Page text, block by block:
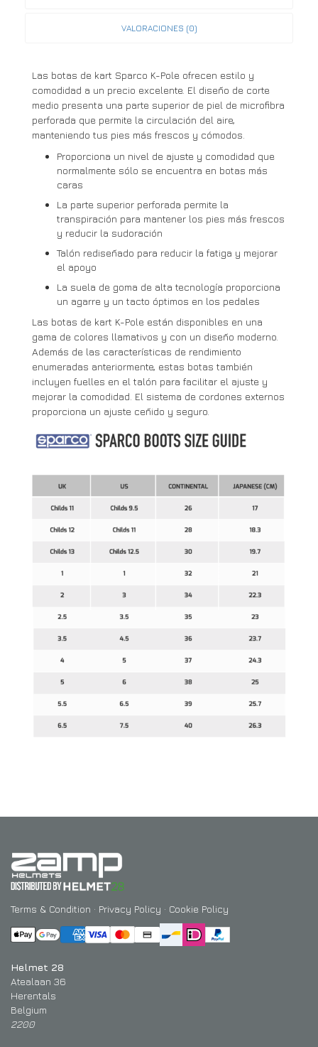
VALORACIONES (0)
Las botas de kart Sparco K-Pole ofrecen estilo y
comodidad a un precio excelente. El diseño de corte
medio presenta una parte superior de piel de microfibra
perforada que permite la circulación del aire,
manteniendo tus pies más frescos y cómodos.
Proporciona un nivel de ajuste y comodidad que
normalmente sólo se encuentra en botas más
caras
La parte superior perforada permite la
transpiración para mantener los pies más frescos
y reducir la sudoración
Talón rediseñado para reducir la fatiga y mejorar
el apoyo
La suela de goma de alta tecnología proporciona
un agarre y un tacto óptimos en los pedales
Las botas de kart K-Pole están disponibles en una
gama de colores llamativos y con un diseño moderno.
Además de las características de rendimiento
enumeradas anteriormente, estas botas también
incluyen fuelles en el talón para facilitar el ajuste y
mejorar la comodidad. El sistema de cordones externos
proporciona un ajuste ceñido y seguro.
Terms & Condition · Privacy Policy · Cookie Policy
Helmet 28
Atealaan 36
Herentals
Belgium
2200